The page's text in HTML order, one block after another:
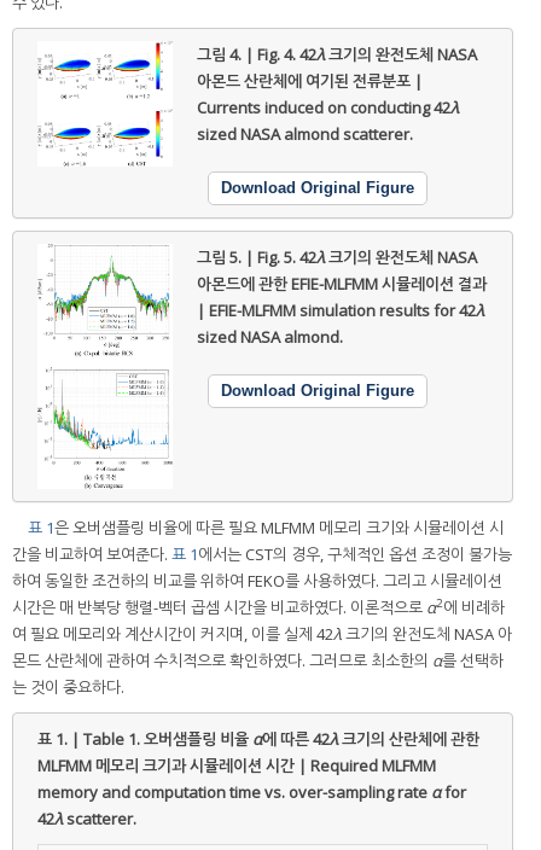
그림 4. | Fig. 4.42λ크기의 완전도체 NASA
아몬드 산란체에 여기된 전류분포 |
Currents induced on conducting 42λ
sized NASA almond scatterer.
Download Original Figure
그림 5. | Fig. 5.42λ크기의 완전도체 NASA
아몬드에 관한 EFIE-MLFMM 시뮬레이션 결과
| EFIE-MLFMM simulation results for 42λ
sized NASA almond.
Download Original Figure
표 1은 오버샘플링 비율에 따른 필요 MLFMM 메모리 크기와 시뮬레이션 시
간을 비교하여 보여준다. 표 1에서는 CST의 경우, 구체적인 옵션 조정이 불가능
하여 동일한 조건하의 비교를 위하여 FEKO를 사용하였다. 그리고 시뮬레이션
시간은 매 반복당 행렬-벡터 곱셈 시간을 비교하였다. 이론적으로 α2에 비례하
여 필요 메모리와 계산시간이 커지며, 이를 실제 42λ크기의 완전도체 NASA 아
몬드 산란체에 관하여 수치적으로 확인하였다. 그러므로 최소한의 α를 선택하
는 것이 중요하다.
표 1. | Table 1.오버샘플링 비율 α에 따른 42λ크기의 산란체에 관한
MLFMM 메모리 크기과 시뮬레이션 시간 | Required MLFMM
memory and computation time vs. over-sampling rate αfor
42λscatterer.